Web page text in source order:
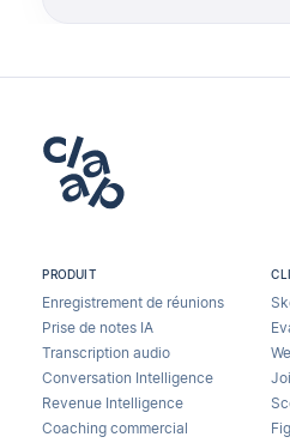
PRODUIT
Enregistrement de réunions
Prise de notes IA
Transcription audio
Conversation Intelligence
Revenue Intelligence
Coaching commercial